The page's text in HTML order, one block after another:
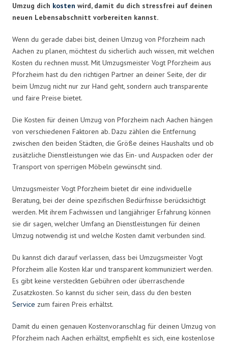
Umzug dich kosten wird, damit du dich stressfrei auf deinen
neuen Lebensabschnitt vorbereiten kannst.
Wenn du gerade dabei bist, deinen Umzug von Pforzheim nach
Aachen zu planen, möchtest du sicherlich auch wissen, mit welchen
Kosten du rechnen musst. Mit Umzugsmeister Vogt Pforzheim aus
Pforzheim hast du den richtigen Partner an deiner Seite, der dir
beim Umzug nicht nur zur Hand geht, sondern auch transparente
und faire Preise bietet.
Die Kosten für deinen Umzug von Pforzheim nach Aachen hängen
von verschiedenen Faktoren ab. Dazu zählen die Entfernung
zwischen den beiden Städten, die Größe deines Haushalts und ob
zusätzliche Dienstleistungen wie das Ein- und Auspacken oder der
Transport von sperrigen Möbeln gewünscht sind.
Umzugsmeister Vogt Pforzheim bietet dir eine individuelle
Beratung, bei der deine spezifischen Bedürfnisse berücksichtigt
werden. Mit ihrem Fachwissen und langjähriger Erfahrung können
sie dir sagen, welcher Umfang an Dienstleistungen für deinen
Umzug notwendig ist und welche Kosten damit verbunden sind.
Du kannst dich darauf verlassen, dass bei Umzugsmeister Vogt
Pforzheim alle Kosten klar und transparent kommuniziert werden.
Es gibt keine versteckten Gebühren oder überraschende
Zusatzkosten. So kannst du sicher sein, dass du den besten
Service zum fairen Preis erhältst.
Damit du einen genauen Kostenvoranschlag für deinen Umzug von
Pforzheim nach Aachen erhältst, empfiehlt es sich, eine kostenlose